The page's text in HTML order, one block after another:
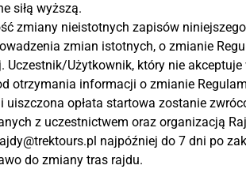
siłą wyższą.
zmiany nieistotnych zapisów
zmian istotnych, o zmianie
Uczestnik/Użytkownik, który nie
otrzymania informacji o zmianie
opłata startowa zostanie
z uczestnictwem oraz organizacją
najpóźniej do 7 dni po
do zmiany tras rajdu.